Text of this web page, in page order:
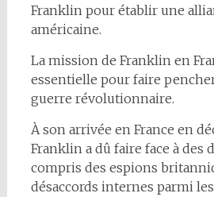
Franklin pour établir une
américaine.
La mission de Franklin en
essentielle pour faire
guerre révolutionnaire.
À son arrivée en France en
Franklin a dû faire face à des
compris des espions
désaccords internes parmi